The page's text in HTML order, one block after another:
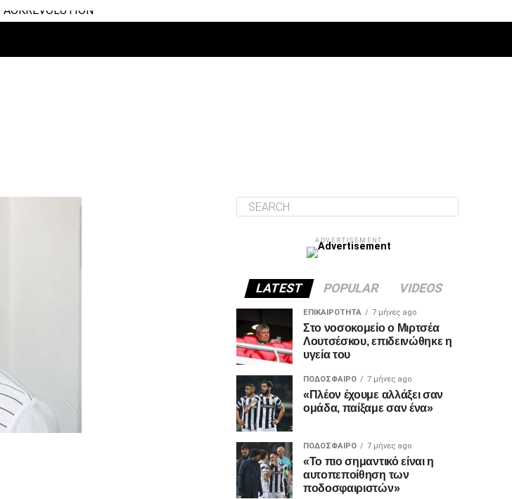
ADVERTISEMENT
LATEST POPULAR VIDEOS
ΕΠΙΚΑΙΡΌΤΗΤΑ 7 μήνες ago
Στο νοσοκομείο ο Μιρτσέα
Λουτσέσκου, επιδεινώθηκε η
υγεία του
ΠΟΔΌΣΦΑΙΡΟ 7 μήνες ago
«Πλέον έχουμε αλλάξει σαν
ομάδα, παίξαμε σαν ένα»
ΠΟΔΌΣΦΑΙΡΟ 7 μήνες ago
«Το πιο σημαντικό είναι η
αυτοπεποίθηση των
ποδοσφαιριστών»